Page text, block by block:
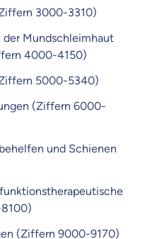
3000-3310)
der Mundschleimhaut
4000-4150)
5000-5340)
(Ziffern 6000-
und Schienen
(Ziffern 9000-9170)